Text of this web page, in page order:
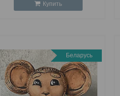
Купить
Беларусь